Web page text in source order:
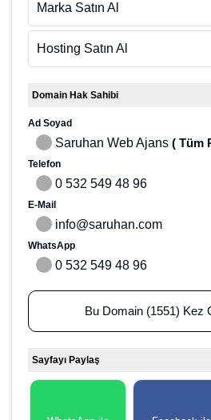
Marka Satın Al
Hosting Satın Al
Domain Hak Sahibi
Ad Soyad
Saruhan Web Ajans( Tüm
Telefon
0 532 549 48 96
E-Mail
info@saruhan.com
WhatsApp
0 532 549 48 96
Bu Domain (1551) Kez
Sayfayı Paylaş